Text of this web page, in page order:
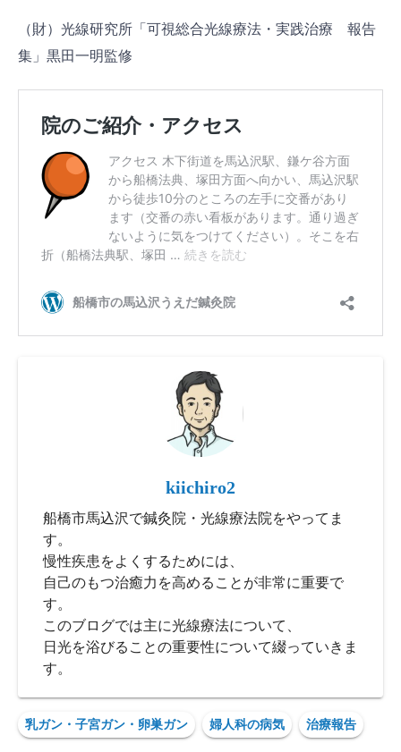
（財）光線研究所「可視総合光線療法・実践治療 報告
集」黒田一明監修
kiichiro2
船橋市馬込沢で鍼灸院・光線療法院をやってま
す。
慢性疾患をよくするためには、
自己のもつ治癒力を高めることが非常に重要で
す。
このブログでは主に光線療法について、
日光を浴びることの重要性について綴っていきま
す。
乳ガン・子宮ガン・卵巣ガン 婦人科の病気 治療報告